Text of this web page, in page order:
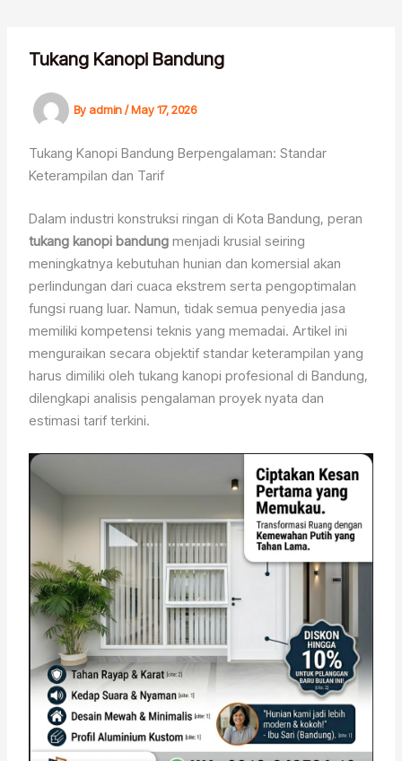
contentTukang Kanopi Bandung
Byadmin/May 17, 2026
Tukang Kanopi Bandung Berpengalaman: Standar
Keterampilan dan Tarif
Dalam industri konstruksi ringan di Kota Bandung, peran
tukang kanopi bandung menjadi krusial seiring
meningkatnya kebutuhan hunian dan komersial akan
perlindungan dari cuaca ekstrem serta pengoptimalan
fungsi ruang luar. Namun, tidak semua penyedia jasa
memiliki kompetensi teknis yang memadai. Artikel ini
menguraikan secara objektif standar keterampilan yang
harus dimiliki oleh tukang kanopi profesional di Bandung,
dilengkapi analisis pengalaman proyek nyata dan
estimasi tarif terkini.